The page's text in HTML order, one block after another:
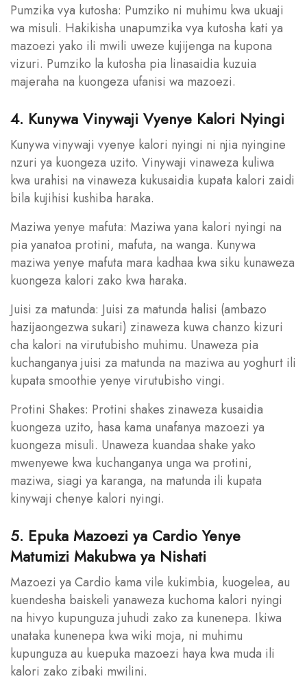
Pumzika vya kutosha: Pumziko ni muhimu kwa ukuaji
wa misuli. Hakikisha unapumzika vya kutosha kati ya
mazoezi yako ili mwili uweze kujijenga na kupona
vizuri. Pumziko la kutosha pia linasaidia kuzuia
majeraha na kuongeza ufanisi wa mazoezi.
4. Kunywa Vinywaji Vyenye Kalori Nyingi
Kunywa vinywaji vyenye kalori nyingi ni njia nyingine
nzuri ya kuongeza uzito. Vinywaji vinaweza kuliwa
kwa urahisi na vinaweza kukusaidia kupata kalori zaidi
bila kujihisi kushiba haraka.
Maziwa yenye mafuta: Maziwa yana kalori nyingi na
pia yanatoa protini, mafuta, na wanga. Kunywa
maziwa yenye mafuta mara kadhaa kwa siku kunaweza
kuongeza kalori zako kwa haraka.
Juisi za matunda: Juisi za matunda halisi (ambazo
hazijaongezwa sukari) zinaweza kuwa chanzo kizuri
cha kalori na virutubisho muhimu. Unaweza pia
kuchanganya juisi za matunda na maziwa au yoghurt ili
kupata smoothie yenye virutubisho vingi.
Protini Shakes: Protini shakes zinaweza kusaidia
kuongeza uzito, hasa kama unafanya mazoezi ya
kuongeza misuli. Unaweza kuandaa shake yako
mwenyewe kwa kuchanganya unga wa protini,
maziwa, siagi ya karanga, na matunda ili kupata
kinywaji chenye kalori nyingi.
5. Epuka Mazoezi ya Cardio Yenye
Matumizi Makubwa ya Nishati
Mazoezi ya Cardio kama vile kukimbia, kuogelea, au
kuendesha baiskeli yanaweza kuchoma kalori nyingi
na hivyo kupunguza juhudi zako za kunenepa. Ikiwa
unataka kunenepa kwa wiki moja, ni muhimu
kupunguza au kuepuka mazoezi haya kwa muda ili
kalori zako zibaki mwilini.